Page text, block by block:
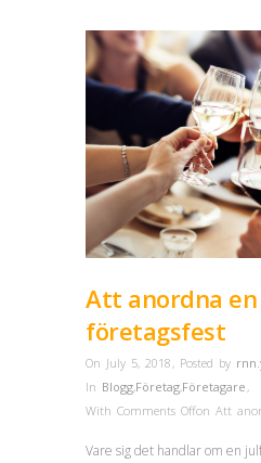
Att anordna en
företagsfest
On July 5, 2018 , Posted by
In Blogg,Företag,Företagare ,
With Comments Offon Att
Vare sig det handlar om en